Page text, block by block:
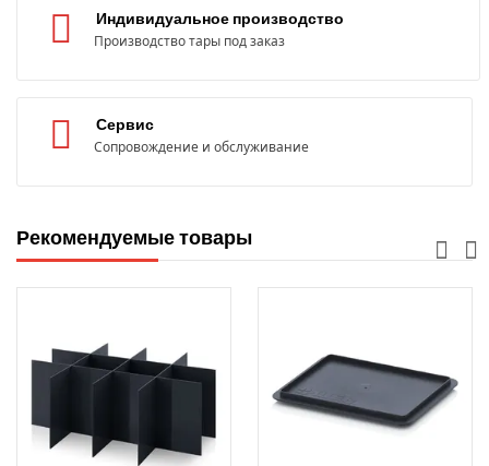
Индивидуальное производство
Производство тары под заказ
Сервис
Сопровождение и обслуживание
Рекомендуемые товары